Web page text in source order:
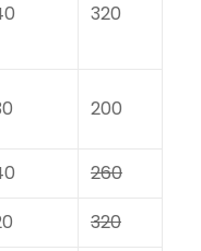
320
200
260
320